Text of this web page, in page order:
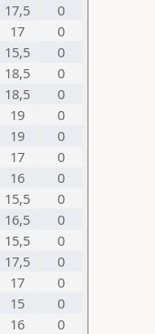
17,5
0
17
0
15,5
0
18,5
0
18,5
0
19
0
19
0
17
0
16
0
15,5
0
16,5
0
15,5
0
17,5
0
17
0
15
0
16
0